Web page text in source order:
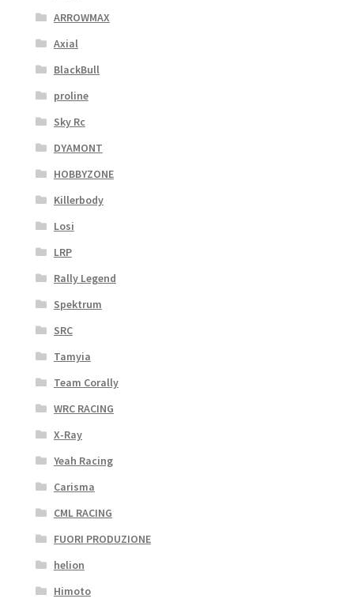
ARROWMAX
Axial
BlackBull
proline
Sky Rc
DYAMONT
HOBBYZONE
Killerbody
Losi
LRP
Rally Legend
Spektrum
SRC
Tamyia
Team Corally
WRC RACING
X-Ray
Yeah Racing
Carisma
CML RACING
FUORI PRODUZIONE
helion
Himoto